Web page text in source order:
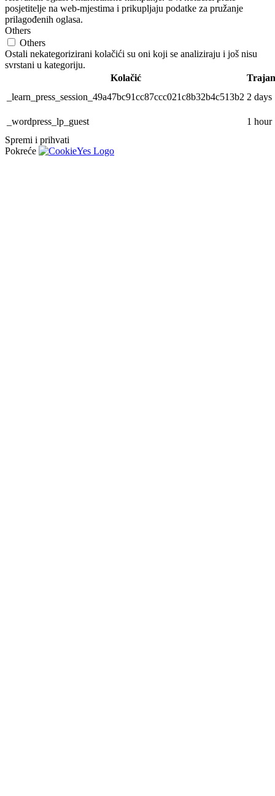
posjetitelje na web-mjestima i prikupljaju podatke za pružanje
prilagođenih oglasa.
Others
Others
Ostali nekategorizirani kolačići su oni koji se analiziraju i još nisu
svrstani u kategoriju.
Kolačić
_learn_press_session_49a47bc91cc87ccc021c8b32b4c513b2 2 days
_wordpress_lp_guest
1 hour
Spremi i prihvati
Pokreće